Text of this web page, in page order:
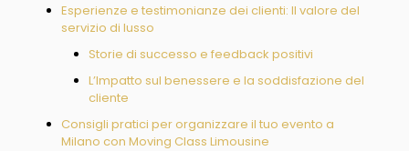
Esperienze e testimonianze dei clienti: Il valore del
servizio di lusso
Storie di successo e feedback positivi
L’Impatto sul benessere e la soddisfazione del
cliente
Consigli pratici per organizzare il tuo evento a
Milano con Moving Class Limousine